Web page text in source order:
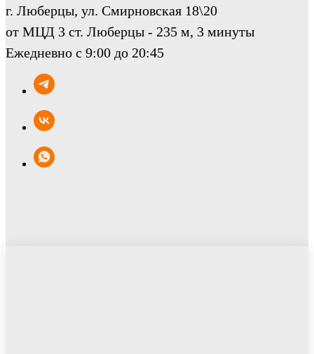
г. Люберцы, ул. Смирновская 18\20
от МЦД 3 ст. Люберцы - 235 м, 3 минуты
Ежедневно с 9:00 до 20:45